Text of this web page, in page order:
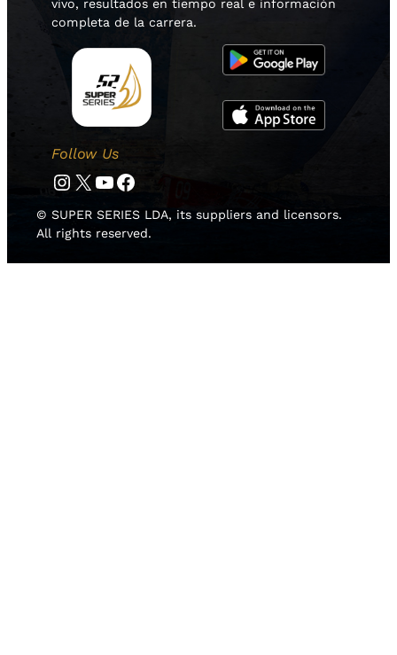
vivo, resultados en tiempo real e información
completa de la carrera.
Follow Us
Instagram Twitter YouTube Facebook
© SUPER SERIES LDA, its suppliers and licensors.
All rights reserved.